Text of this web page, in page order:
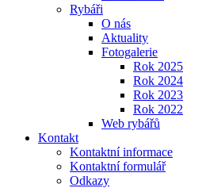
Rybáři
O nás
Aktuality
Fotogalerie
Rok 2025
Rok 2024
Rok 2023
Rok 2022
Web rybářů
Kontakt
Kontaktní informace
Kontaktní formulář
Odkazy